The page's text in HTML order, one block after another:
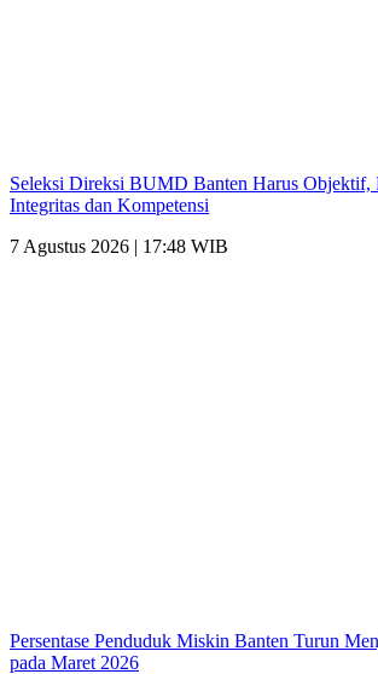
Seleksi Direksi BUMD Banten Harus Objektif,
Integritas dan Kompetensi
7 Agustus 2026 | 17:48 WIB
Persentase Penduduk Miskin Banten Turun
pada Maret 2026